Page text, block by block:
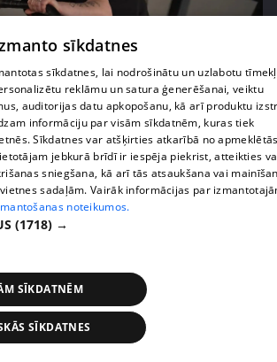
dienām 00:03:53
sporta treniņš sagādā
sīkdatnes
sīkdatnes, lai nodrošinātu un uzlabotu
reklāmu un satura ģenerēšanai, veiktu
auditorijas datu apkopošanu, kā arī produktu
informāciju par visām sīkdatnēm, kuras tiek
Sīkdatnes var atšķirties atkarībā no
jebkurā brīdī ir iespēja piekrist, atteikties
sniegšana, kā arī tās atsaukšana vai
sadaļām. Vairāk informācijas par
noteikumos.
(1718) →
SĪKDATNĒM
SĪKDATNES